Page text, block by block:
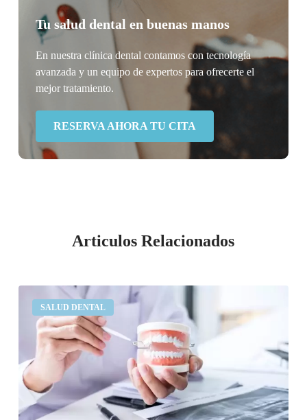
Tu salud dental en buenas manos
En nuestra clínica dental contamos con tecnología
avanzada y un equipo de expertos para ofrecerte el
mejor tratamiento.
RESERVA AHORA TU CITA
Articulos Relacionados
SALUD DENTAL
hueso
síntomas,
causas
y